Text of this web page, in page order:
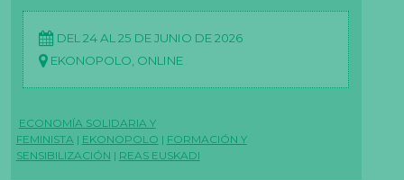
DEL 24 AL 25 DE JUNIO DE 2026
EKONOPOLO, ONLINE
ECONOMÍA SOLIDARIA Y
FEMINISTA | EKONOPOLO | FORMACIÓN Y
SENSIBILIZACIÓN | REAS EUSKADI